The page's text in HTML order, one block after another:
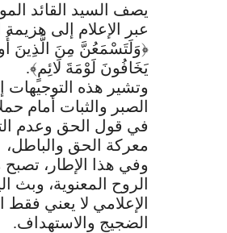
يصف السيد القائد
عبر الإعلام إلى
﴿وَلَتَسْمَعُنَّ مِنَ الَّذِينَ
يَخَافُونَ لَوْمَةَ لَائِمٍ﴾.
وتشير هذه
الصبر والثبات أمام
في قول الحق وعدم
معركة الحق والباطل،
وفي هذا الإطار،
الروح المعنوية، وبث
الإعلامي لا يعني
الضجيج والاستهداف.